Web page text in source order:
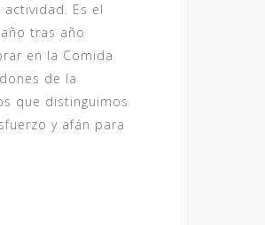
Es el
tras año
en la Comida
de la
que distinguimos
y afán para